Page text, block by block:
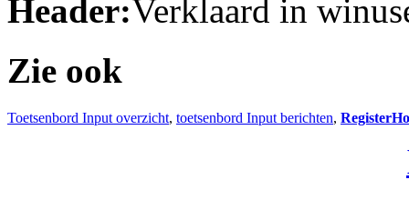
Header:Verklaard in
Zie ook
Toetsenbord Input overzicht, toetsenbord Input berichten,